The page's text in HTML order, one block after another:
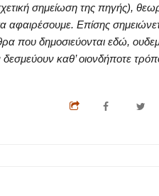
σημείωση της πηγής),
Επίσης
που δημοσιεύονται εδώ,
καθ’ οιονδήποτε